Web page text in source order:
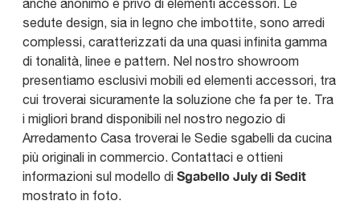
anche anonimo e privo di elementi accessori. Le
sedute design, sia in legno che imbottite, sono arredi
complessi, caratterizzati da una quasi infinita gamma
di tonalità, linee e pattern. Nel nostro showroom
presentiamo esclusivi mobili ed elementi accessori, tra
cui troverai sicuramente la soluzione che fa per te. Tra
i migliori brand disponibili nel nostro negozio di
Arredamento Casa troverai le Sedie sgabelli da cucina
più originali in commercio. Contattaci e ottieni
informazioni sul modello di Sgabello July di Sedit
mostrato in foto.